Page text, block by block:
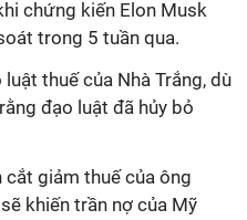
chứng kiến Elon Musk
trong 5 tuần qua.
thuế của Nhà Trắng, dù
đạo luật đã hủy bỏ
giảm thuế của ông
khiến trần nợ của Mỹ